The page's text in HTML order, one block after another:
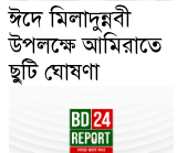
ঈদে মিলাদুন্নবী
উপলক্ষে আমিরাতে
ছুটি ঘোষণা